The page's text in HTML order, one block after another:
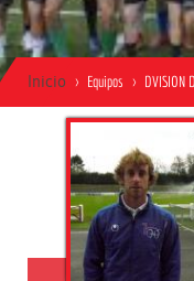
Inicio Equipos DVISION